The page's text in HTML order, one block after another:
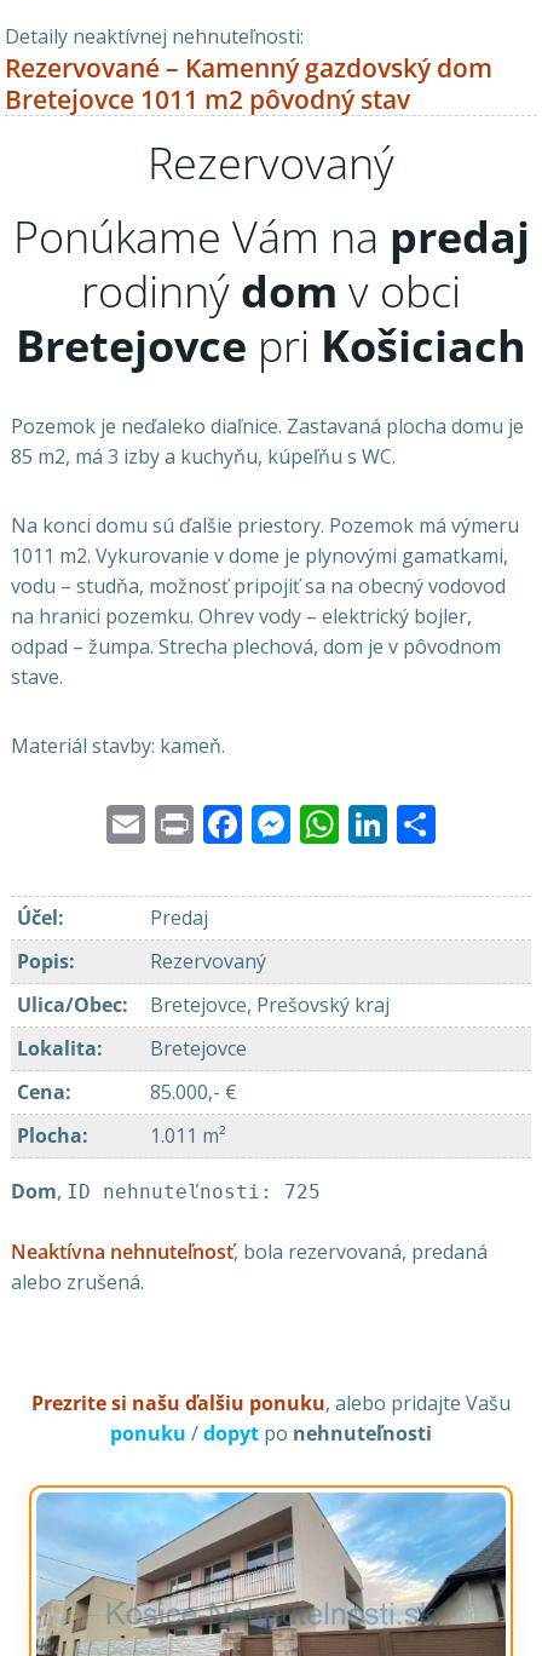
Detaily neaktívnej nehnuteľnosti:
Rezervované – Kamenný gazdovský dom
Bretejovce 1011 m2 pôvodný stav
Rezervovaný
Ponúkame Vám na predaj
rodinný dom v obci
Bretejovce pri Košiciach
Pozemok je neďaleko diaľnice. Zastavaná plocha domu je
85 m2, má 3 izby a kuchyňu, kúpeľňu s WC.
Na konci domu sú ďalšie priestory. Pozemok má výmeru
1011 m2. Vykurovanie v dome je plynovými gamatkami,
vodu – studňa, možnosť pripojiť sa na obecný vodovod
na hranici pozemku. Ohrev vody – elektrický bojler,
odpad – žumpa. Strecha plechová, dom je v pôvodnom
stave.
Materiál stavby: kameň.
EmailPrintFacebook
Messenger
WhatsApp
LinkedIn
Účel:
Predaj
Popis:
Rezervovaný
Ulica/Obec:
Bretejovce, Prešovský kraj
Lokalita:
Bretejovce
Cena:
85.000,- €
Plocha: 1.011 m²
Dom, ID nehnuteľnosti: 725
Neaktívna nehnuteľnosť, bola rezervovaná, predaná
alebo zrušená.
Prezrite si našu ďalšiu ponuku, alebo pridajte Vašu
ponuku /dopyt po nehnuteľnosti